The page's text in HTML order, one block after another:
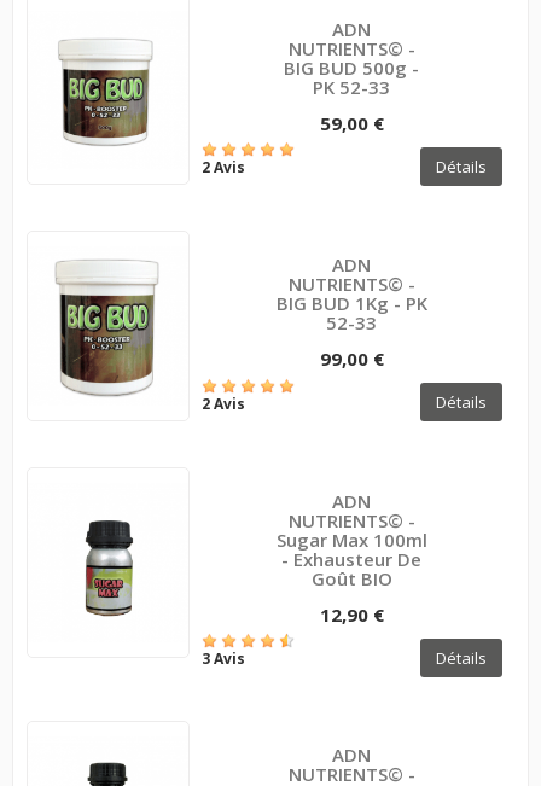
ADN
NUTRIENTS© -
BIG BUD 500g -
PK 52-33
59,00 €
2 Avis Détails
ADN
NUTRIENTS© -
BIG BUD 1Kg - PK
52-33
99,00 €
2 Avis Détails
ADN
NUTRIENTS© -
Sugar Max 100ml
- Exhausteur De
Goût BIO
12,90 €
3 Avis Détails
ADN
NUTRIENTS© -